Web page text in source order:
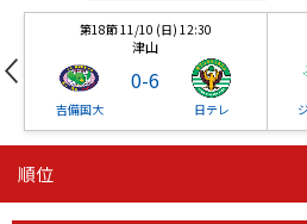
第18節 11/10 (日) 12:30
津山
吉備国大
0-6
日テレ
順位